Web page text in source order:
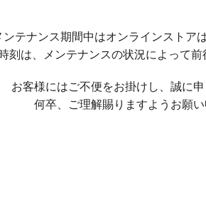
ンテナンス期間中はオンラインストア
刻は、メンテナンスの状況によって前
お客様にはご不便をお掛けし、 誠に申
何卒、ご理解賜りますようお願い